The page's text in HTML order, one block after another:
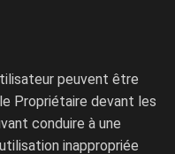
peuvent être
Propriétaire devant les
conduire à une
inappropriée